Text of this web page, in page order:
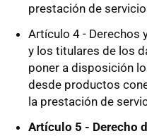
prestación de
Artículo 4 - Derechos
y los titulares de los
poner a disposición
desde productos
la prestación de
Artículo 5 - Derecho